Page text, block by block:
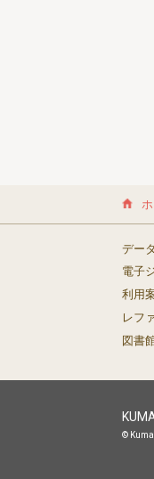
デー
電子
利用
レフ
図書
©